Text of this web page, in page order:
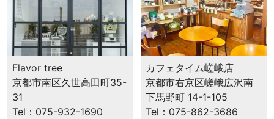
Flavor tree
京都市南区久世高田町35-
31
Tel：075-932-1690
カフェタイム嵯峨店
京都市右京区嵯峨広沢南
下馬野町 14-1-105
Tel：075-862-3686